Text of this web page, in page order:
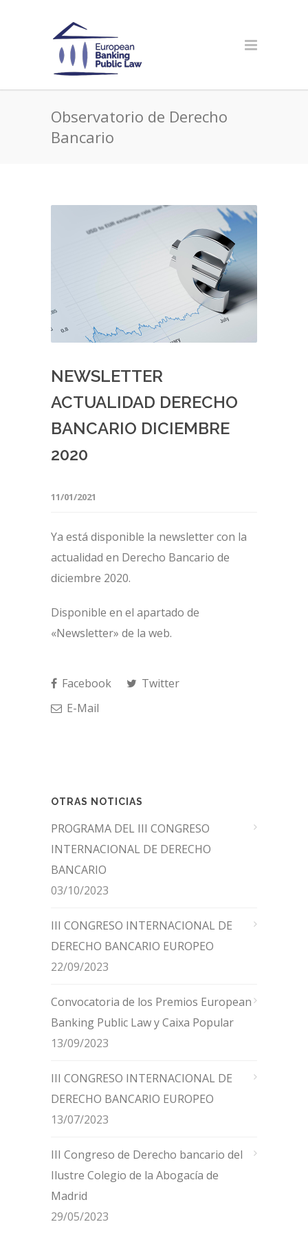
Observatorio de Derecho
Bancario
NEWSLETTER
ACTUALIDAD DERECHO
BANCARIO DICIEMBRE
2020
11/01/2021
Ya está disponible la newsletter con la
actualidad en Derecho Bancario de
diciembre 2020.
Disponible en el apartado de
«Newsletter» de la web.
Facebook
Twitter
E-Mail
OTRAS NOTICIAS
PROGRAMA DEL III CONGRESO
INTERNACIONAL DE DERECHO
BANCARIO
03/10/2023
III CONGRESO INTERNACIONAL DE
DERECHO BANCARIO EUROPEO
22/09/2023
Convocatoria de los Premios European
Banking Public Law y Caixa Popular
13/09/2023
III CONGRESO INTERNACIONAL DE
DERECHO BANCARIO EUROPEO
13/07/2023
III Congreso de Derecho bancario del
Ilustre Colegio de la Abogacía de
Madrid
29/05/2023